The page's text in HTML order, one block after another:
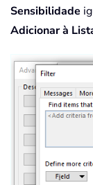
Sensibilidade
Adicionar à